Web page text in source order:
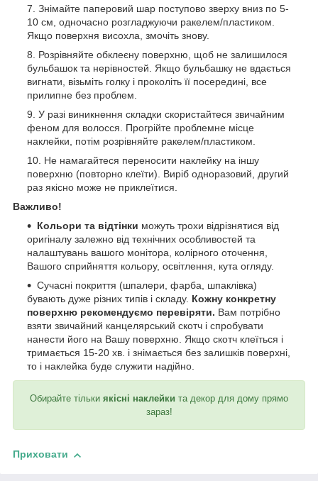
Знімайте паперовий шар поступово зверху вниз по 5-
10 см, одночасно розгладжуючи ракелем/пластиком.
Якщо поверхня висохла, змочіть знову.
Розрівняйте обклеєну поверхню, щоб не залишилося
бульбашок та нерівностей. Якщо бульбашку не вдається
вигнати, візьміть голку і проколіть її посередині, все
прилипне без проблем.
У разі виникнення складки скористайтеся звичайним
феном для волосся. Прогрійте проблемне місце
наклейки, потім розрівняйте ракелем/пластиком.
Не намагайтеся переносити наклейку на іншу
поверхню (повторно клеїти). Виріб одноразовий, другий
раз якісно може не приклеїтися.
Важливо!
Кольори та відтінки можуть трохи відрізнятися від
оригіналу залежно від технічних особливостей та
налаштувань вашого монітора, колірного оточення,
Вашого сприйняття кольору, освітлення, кута огляду.
Сучасні покриття (шпалери, фарба, шпаклівка)
бувають дуже різних типів і складу. Кожну конкретну
поверхню рекомендуємо перевіряти. Вам потрібно
взяти звичайний канцелярський скотч і спробувати
нанести його на Вашу поверхню. Якщо скотч клеїться і
тримається 15-20 хв. і знімається без залишків поверхні,
то і наклейка буде служити надійно.
Обирайте тільки якісні наклейки та декор для дому прямо
зараз!
Приховати